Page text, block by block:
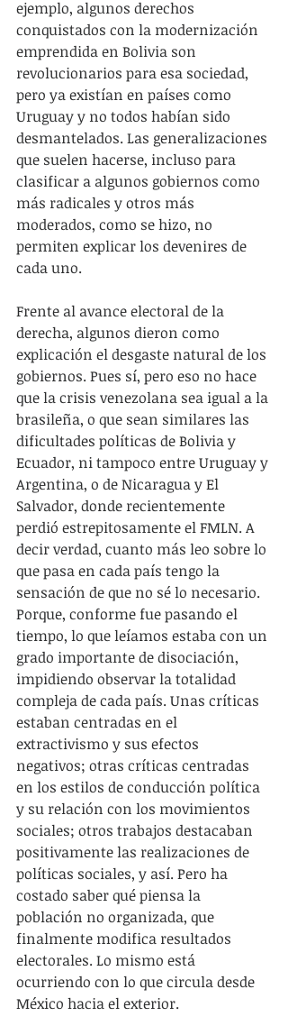
ejemplo, algunos derechos
conquistados con la modernización
emprendida en Bolivia son
revolucionarios para esa sociedad,
pero ya existían en países como
Uruguay y no todos habían sido
desmantelados. Las generalizaciones
que suelen hacerse, incluso para
clasificar a algunos gobiernos como
más radicales y otros más
moderados, como se hizo, no
permiten explicar los devenires de
cada uno.
Frente al avance electoral de la
derecha, algunos dieron como
explicación el desgaste natural de los
gobiernos. Pues sí, pero eso no hace
que la crisis venezolana sea igual a la
brasileña, o que sean similares las
dificultades políticas de Bolivia y
Ecuador, ni tampoco entre Uruguay y
Argentina, o de Nicaragua y El
Salvador, donde recientemente
perdió estrepitosamente el FMLN. A
decir verdad, cuanto más leo sobre lo
que pasa en cada país tengo la
sensación de que no sé lo necesario.
Porque, conforme fue pasando el
tiempo, lo que leíamos estaba con un
grado importante de disociación,
impidiendo observar la totalidad
compleja de cada país. Unas críticas
estaban centradas en el
extractivismo y sus efectos
negativos; otras críticas centradas
en los estilos de conducción política
y su relación con los movimientos
sociales; otros trabajos destacaban
positivamente las realizaciones de
políticas sociales, y así. Pero ha
costado saber qué piensa la
población no organizada, que
finalmente modifica resultados
electorales. Lo mismo está
ocurriendo con lo que circula desde
México hacia el exterior.